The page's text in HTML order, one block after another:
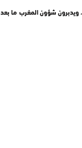
ويدبرون شؤون المغرب ما بعد